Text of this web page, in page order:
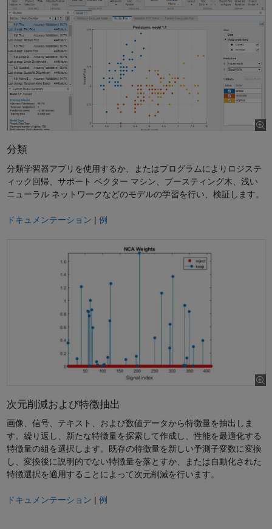
分類
分類学習器アプリを使用するか、またはプログラムによりロジステ
ィック回帰、サポート ベクター マシン、ブースティング木、浅い
ニューラル ネットワークなどのモデルの学習を行い、検証します。
ドキュメンテーション | 例
次元削減および特徴抽出
画像、信号、テキスト、および数値データから特徴量を抽出しま
す。繰り返し、新たな特徴量を探索して作成し、性能を最適化する
特徴量の組を選択します。既存の特徴量を新しい予測子変数に変換
し、変換後に説明的でない特徴量を落とすか、または自動化された
特徴選択を適用することによって次元削減を行います。
ドキュメンテーション | 例